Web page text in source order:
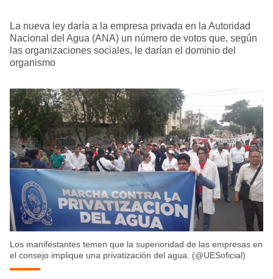
La nueva ley daría a la empresa privada en la Autoridad
Nacional del Agua (ANA) un número de votos que, según
las organizaciones sociales, le darían el dominio del
organismo
Los manifestantes temen que la superioridad de las empresas en
el consejo implique una privatización del agua. (@UESoficial)